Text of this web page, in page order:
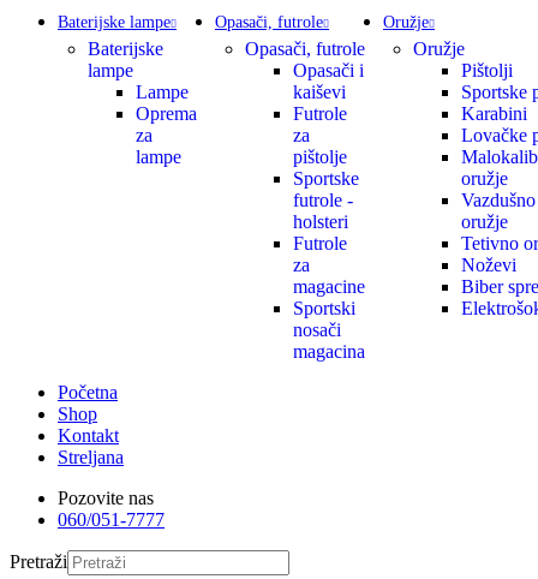
Baterijske lampe
Baterijske
lampe
Lampe
Oprema
za
lampe
Opasači, futrole
Opasači, futrole
Opasači i
kaiševi
Futrole
za
pištolje
Sportske
futrole -
holsteri
Futrole
za
magacine
Sportski
nosači
magacina
Oružje
Oružje
Pištolji
Sportske
Karabini
Lovačke
oružje
Vazdušno
oružje
Tetivno
Noževi
Biber
Početna
Shop
Kontakt
Streljana
Pozovite nas
060/051-7777
Pretraži